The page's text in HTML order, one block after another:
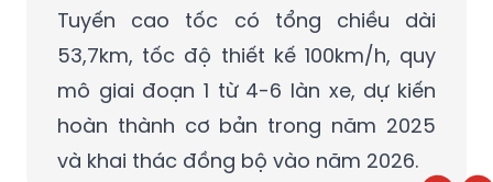
Tuyến cao tốc có tổng chiều dài
53,7km, tốc độ thiết kế 100km/h, quy
mô giai đoạn 1 từ 4-6 làn xe, dự kiến
hoàn thành cơ bản trong năm 2025
và khai thác đồng bộ vào năm 2026.